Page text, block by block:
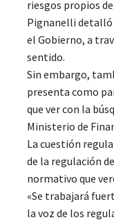
riesgos propios
Pignanelli detalló
el Gobierno, a
sentido.
Sin embargo,
presenta como
que ver con la
Ministerio de
La cuestión
de la regulación
normativo que
«Se trabajará
la voz de los